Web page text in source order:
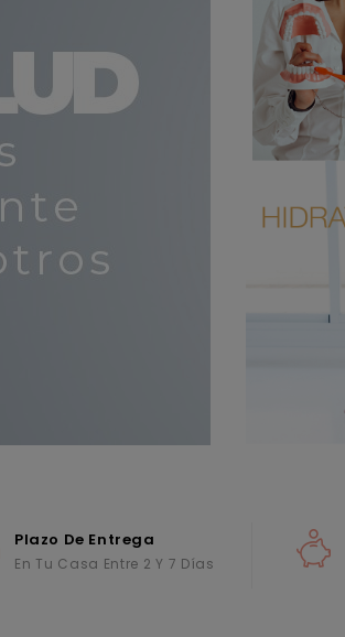
Plazo De Entrega
En Tu Casa Entre 2 Y 7 Días